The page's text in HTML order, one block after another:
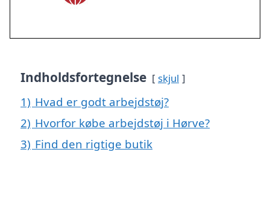
Indholdsfortegnelse skjul
1) Hvad er godt arbejdstøj?
2) Hvorfor købe arbejdstøj i Hørve?
3) Find den rigtige butik